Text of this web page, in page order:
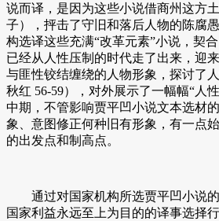
说而译，是因为这些小说借商州这方
子），抨击了守旧和落后人物的陈腐
构选译这些充满“改革元素”小说，契
已经从人性压制的时代走了出来，迎
与匪性铰结缠绕的人物形象，探讨了
秋红 56-59），对外展示了一幅幅“人
中期，不管影响贾平凹小说文本选材
象、意图修正何种旧有形象，有一点
的出发点和制高点。
通过对国家机构所选贾平凹小说的
国家利益永远至上为目的的译事选择